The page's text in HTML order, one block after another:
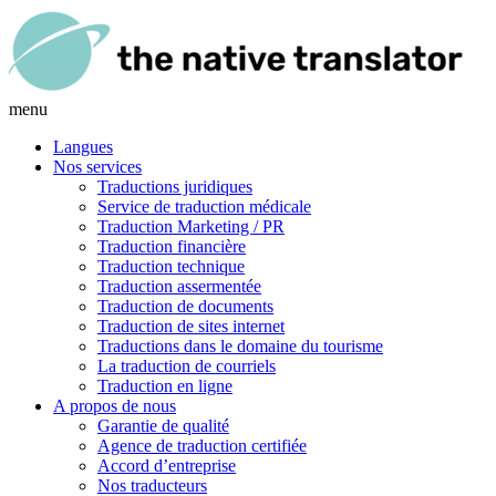
menu
Langues
Nos services
Traductions juridiques
Service de traduction médicale
Traduction Marketing / PR
Traduction financière
Traduction technique
Traduction assermentée
Traduction de documents
Traduction de sites internet
Traductions dans le domaine du tourisme
La traduction de courriels
Traduction en ligne
A propos de nous
Garantie de qualité
Agence de traduction certifiée
Accord d’entreprise
Nos traducteurs